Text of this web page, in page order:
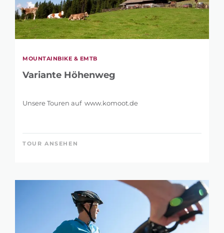
MOUNTAINBIKE & EMTB
Variante Höhenweg
Unsere Touren auf www.komoot.de
TOUR ANSEHEN